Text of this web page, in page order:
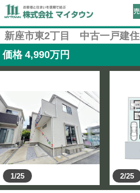
新座市東2丁目 中古一戸建
価格 4,990万円
1/25 2/25